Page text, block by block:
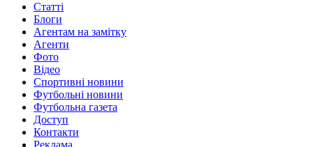
Статті
Блоги
Агентам на замітку
Агенти
Фото
Відео
Спортивні новини
Футбольні новини
Футбольна газета
Доступ
Контакти